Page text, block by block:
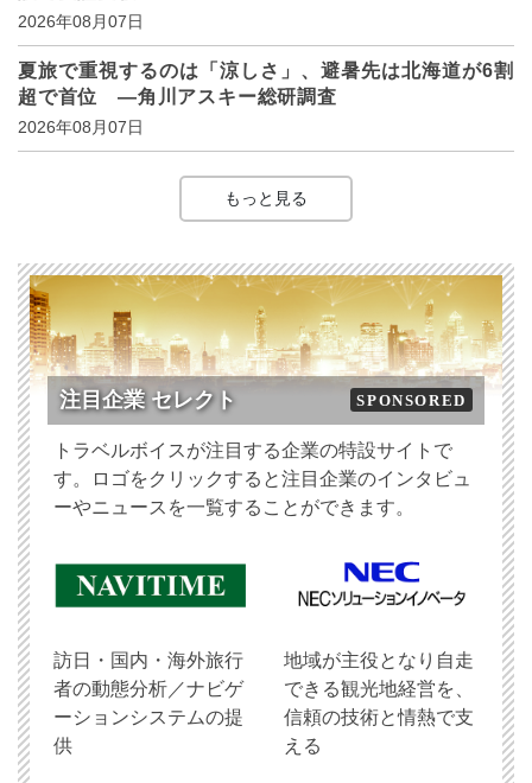
2026年08月07日
夏旅で重視するのは「涼しさ」、避暑先は北海道が6割
超で首位 ―角川アスキー総研調査
2026年08月07日
もっと見る
注目企業 セレクト SPONSORED
トラベルボイスが注目する企業の特設サイトで
す。ロゴをクリックすると注目企業のインタビュ
ーやニュースを一覧することができます。
訪日・国内・海外旅行
者の動態分析／ナビゲ
ーションシステムの提
供
地域が主役となり自走
できる観光地経営を、
信頼の技術と情熱で支
える